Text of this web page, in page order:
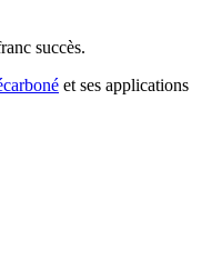
succès.
et ses applications